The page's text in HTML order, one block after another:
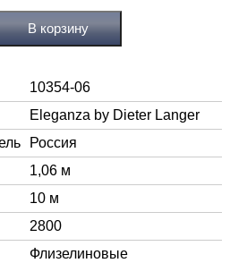
В корзину
10354-06
Eleganza by Dieter Langer
Россия
1,06 м
10 м
2800
Флизелиновые